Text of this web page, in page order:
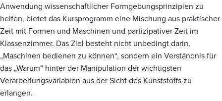
Anwendung wissenschaftlicher Formgebungsprinzipien zu
helfen, bietet das Kursprogramm eine Mischung aus praktischer
Zeit mit Formen und Maschinen und partizipativer Zeit im
Klassenzimmer. Das Ziel besteht nicht unbedingt darin,
„Maschinen bedienen zu können“, sondern ein Verständnis für
das „Warum“ hinter der Manipulation der wichtigsten
Verarbeitungsvariablen aus der Sicht des Kunststoffs zu
erlangen.